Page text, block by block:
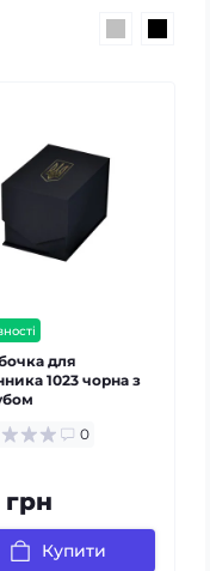
мало
для
1023 чорна з
0
грн
Купити